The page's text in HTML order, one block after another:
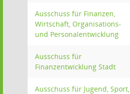
Ausschuss für Finanzen,
Wirtschaft, Organisations-
und Personalentwicklung
Ausschuss für
Finanzentwicklung Stadt
Ausschuss für Jugend, Sport,